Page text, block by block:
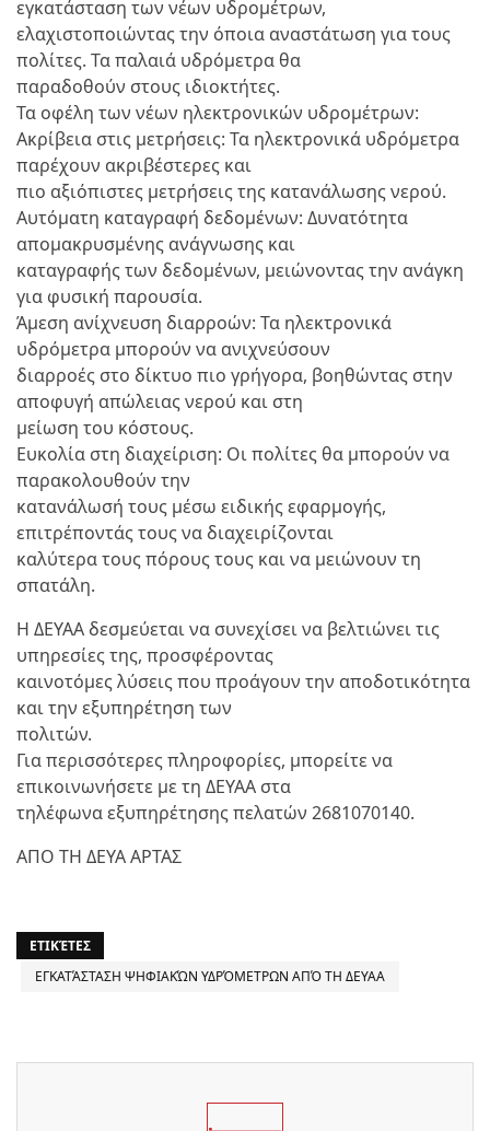
εγκατάσταση των νέων υδρομέτρων,
ελαχιστοποιώντας την όποια αναστάτωση για τους
πολίτες. Τα παλαιά υδρόμετρα θα
παραδοθούν στους ιδιοκτήτες.
Τα οφέλη των νέων ηλεκτρονικών υδρομέτρων:
Ακρίβεια στις μετρήσεις: Τα ηλεκτρονικά υδρόμετρα
παρέχουν ακριβέστερες και
πιο αξιόπιστες μετρήσεις της κατανάλωσης νερού.
Αυτόματη καταγραφή δεδομένων: Δυνατότητα
απομακρυσμένης ανάγνωσης και
καταγραφής των δεδομένων, μειώνοντας την ανάγκη
για φυσική παρουσία.
Άμεση ανίχνευση διαρροών: Τα ηλεκτρονικά
υδρόμετρα μπορούν να ανιχνεύσουν
διαρροές στο δίκτυο πιο γρήγορα, βοηθώντας στην
αποφυγή απώλειας νερού και στη
μείωση του κόστους.
Ευκολία στη διαχείριση: Οι πολίτες θα μπορούν να
παρακολουθούν την
κατανάλωσή τους μέσω ειδικής εφαρμογής,
επιτρέποντάς τους να διαχειρίζονται
καλύτερα τους πόρους τους και να μειώνουν τη
σπατάλη.
Η ΔΕΥΑΑ δεσμεύεται να συνεχίσει να βελτιώνει τις
υπηρεσίες της, προσφέροντας
καινοτόμες λύσεις που προάγουν την αποδοτικότητα
και την εξυπηρέτηση των
πολιτών.
Για περισσότερες πληροφορίες, μπορείτε να
επικοινωνήσετε με τη ΔΕΥΑΑ στα
τηλέφωνα εξυπηρέτησης πελατών 2681070140.
ΑΠΟ ΤΗ ΔΕΥΑ ΑΡΤΑΣ
ΕΤΙΚΈΤΕΣ
ΕΓΚΑΤΆΣΤΑΣΗ ΨΗΦΙΑΚΏΝ ΥΔΡΌΜΕΤΡΩΝ ΑΠΌ ΤΗ ΔΕΥΑA